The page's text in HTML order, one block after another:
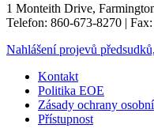
1 Monteith Drive,
Telefon: 860-673-8270 |
Nahlášení projevů
Kontakt
Politika EOE
Zásady ochrany
Přístupnost